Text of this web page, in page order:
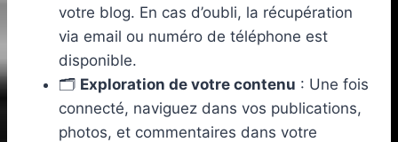
votre blog. En cas d’oubli, la récupération
via email ou numéro de téléphone est
disponible.
🗂️ Exploration de votre contenu : Une fois
connecté, naviguez dans vos publications,
photos, et commentaires dans votre